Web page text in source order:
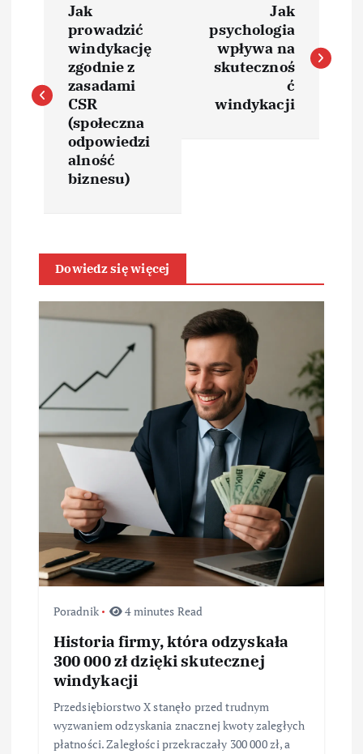
w
i
a
p
Jak
prowadzić
windykację
zgodnie z
zasadami
CSR
(społeczna
odpowiedzi
alność
biznesu)
Jak
psychologia
wpływa na
skutecznoś
ć
windykacji
Dowiedz się więcej
Poradnik 4 minutes Read
Historia firmy, która odzyskała
300 000 zł dzięki skutecznej
windykacji
Przedsiębiorstwo X stanęło przed trudnym
wyzwaniem odzyskania znacznej kwoty zaległych
płatności. Zaległości przekraczały 300 000 zł, a